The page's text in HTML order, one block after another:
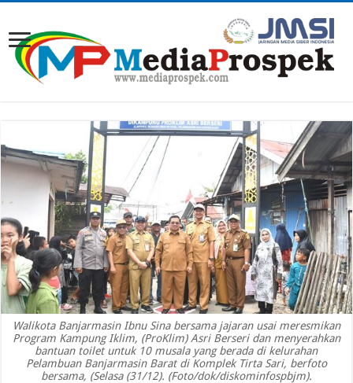
Walikota Banjarmasin Ibnu Sina bersama jajaran usai meresmikan
Program Kampung Iklim, (ProKlim) Asri Berseri dan menyerahkan
bantuan toilet untuk 10 musala yang berada di kelurahan
Pelambuan Banjarmasin Barat di Komplek Tirta Sari, berfoto
bersama, (Selasa (31/12). (Foto/dok/diskominfospbjm).